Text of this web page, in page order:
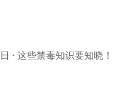
· 这些禁毒知识要知晓！